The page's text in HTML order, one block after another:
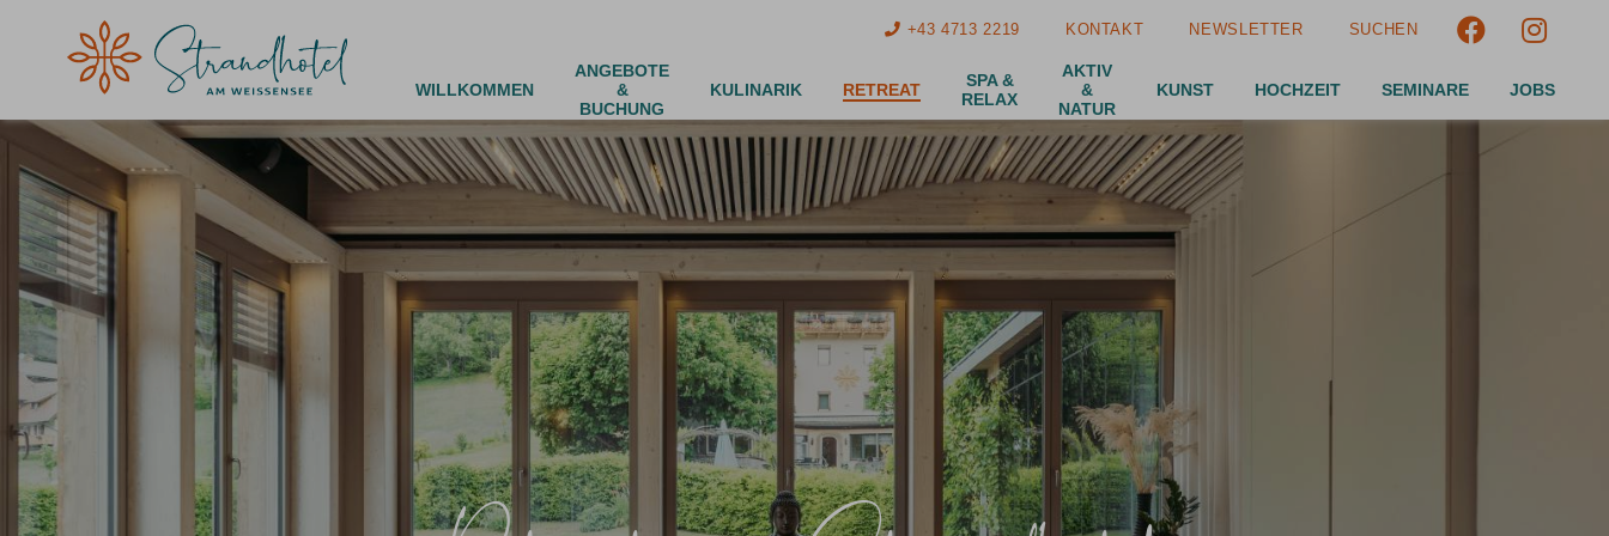
+43 4713 2219 KONTAKT NEWSLETTER
SUCHEN
WILLKOMMEN
ANGEBOTE
&
BUCHUNG
KULINARIK RETREAT
SPA &
RELAX
AKTIV
&
NATUR
KUNST HOCHZEIT SEMINARE JOBS